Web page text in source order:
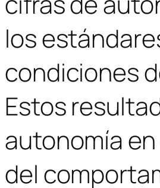
los
condiciones
Estos
autonomía
del